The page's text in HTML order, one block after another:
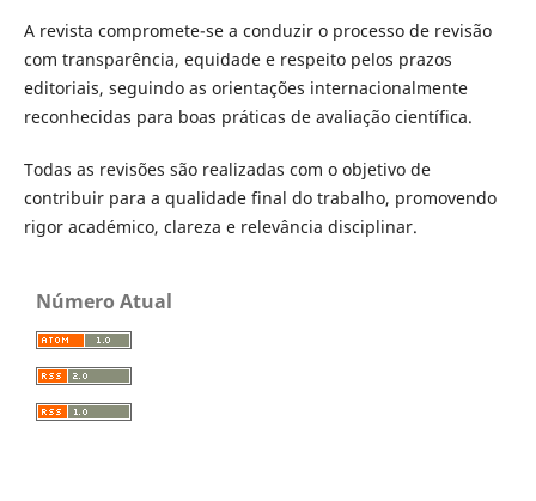
A revista compromete-se a conduzir o processo de revisão
com transparência, equidade e respeito pelos prazos
editoriais, seguindo as orientações internacionalmente
reconhecidas para boas práticas de avaliação científica.
Todas as revisões são realizadas com o objetivo de
contribuir para a qualidade final do trabalho, promovendo
rigor académico, clareza e relevância disciplinar.
Número Atual